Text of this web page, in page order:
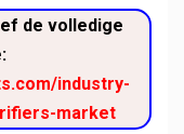
de volledige
industry-
market